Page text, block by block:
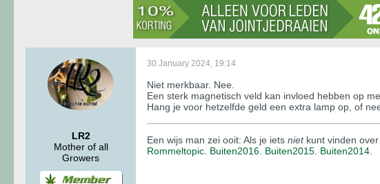
LR2
Mother of all
Growers
30 January 2024, 19:14
Niet merkbaar. Nee.
Een sterk magnetisch veld kan invloed hebben op
Hang je voor hetzelfde geld een extra lamp op, of
Een wijs man zei ooit: Als je iets nietkunt vinden over
Rommeltopic. Buiten2016. Buiten2015 Buiten2014